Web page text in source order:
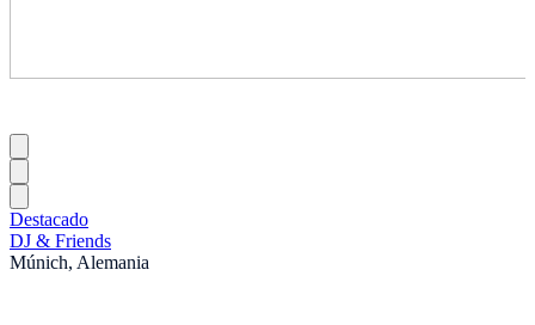
Destacado
DJ & Friends
Múnich, Alemania